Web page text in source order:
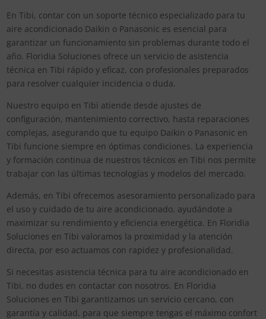
En Tibi, contar con un soporte técnico especializado para tu
aire acondicionado Daikin o Panasonic es esencial para
garantizar un funcionamiento sin problemas durante todo el
año. Floridia Soluciones ofrece un servicio de asistencia
técnica en Tibi rápido y eficaz, con profesionales preparados
para resolver cualquier incidencia o duda.
Nuestro equipo en Tibi atiende desde ajustes de
configuración, mantenimiento correctivo, hasta reparaciones
complejas, asegurando que tu equipo Daikin o Panasonic en
Tibi funcione siempre en óptimas condiciones. La experiencia
y formación continua de nuestros técnicos en Tibi nos permite
trabajar con las últimas tecnologías y modelos del mercado.
Además, en Tibi ofrecemos asesoramiento personalizado para
el uso y cuidado de tu aire acondicionado, ayudándote a
maximizar su rendimiento y eficiencia energética. En Floridia
Soluciones en Tibi valoramos la proximidad y la atención
directa, por eso actuamos con rapidez y profesionalidad.
Si necesitas asistencia técnica para tu aire acondicionado en
Tibi, no dudes en contactar con nosotros. En Floridia
Soluciones en Tibi garantizamos un servicio cercano, con
garantía y calidad, para que siempre tengas el máximo confort